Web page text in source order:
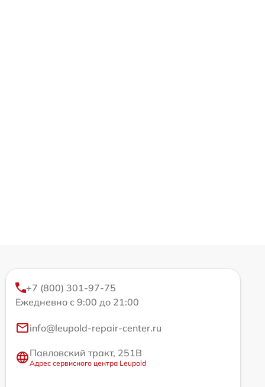
+7 (800) 301-97-75
Ежедневно с 9:00 до 21:00
info@leupold-repair-center.ru
Павловский тракт, 251В
Адрес сервисного центра Leupold